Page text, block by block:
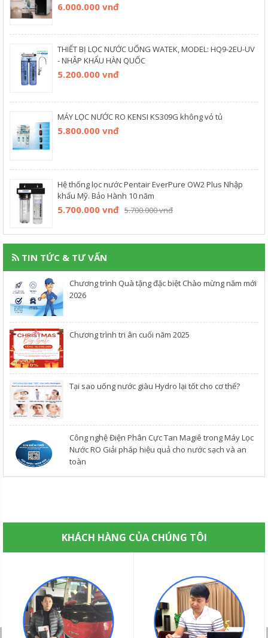
6.000.000 vnđ
THIẾT BỊ LỌC NƯỚC UỐNG WATEK, MODEL: HQ9-2EU-UV
- NHẬP KHẨU HÀN QUỐC
5.200.000 vnđ
MÁY LỌC NƯỚC RO KENSI KS309G không vỏ tủ
5.800.000 vnđ
Hệ thống lọc nước Pentair EverPure OW2 Plus Nhập
khẩu Mỹ. Bảo Hành 10 năm
5.700.000 vnđ 5.700.000 vnđ
TIN TỨC & TƯ VẤN
Chương trình Quà tặng đặc biệt Chào mừng năm mới
2026
Chương trình tri ân cuối năm 2025
​Tại sao uống nước giàu Hydro lại tốt cho cơ thể?
Công nghệ Điện Phân Cực Tan Magiê trong Máy Lọc
Nước RO Giải pháp hiệu quả cho nước sạch và an
toàn
KHÁCH HÀNG CỦA CHÚNG TÔI